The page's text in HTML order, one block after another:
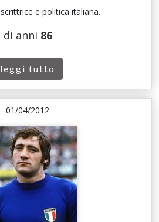
e politica italiana.
di anni 86
leggi tutto
01/04/2012